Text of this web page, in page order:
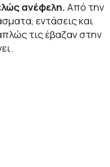
ανέφελη. Από την
εντάσεις και
τις έβαζαν στην